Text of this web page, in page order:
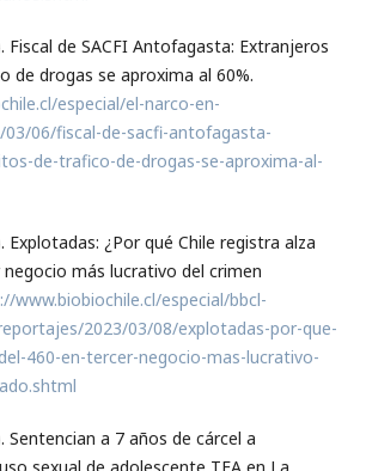
Fiscal de SACFI Antofagasta: Extranjeros
de drogas se aproxima al 60%.
especial/el-narco-en-
06/fiscal-de-sacfi-antofagasta-
de-trafico-de-drogas-se-aproxima-al-
Explotadas: ¿Por qué Chile registra alza
más lucrativo del crimen
www.biobiochile.cl/especial/bbcl-
2023/03/08/explotadas-por-que-
460-en-tercer-negocio-mas-lucrativo-
Sentencian a 7 años de cárcel a